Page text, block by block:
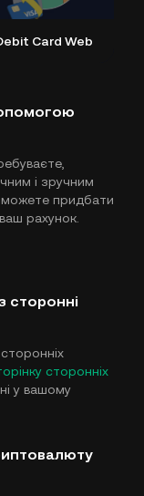
Card Web
і зручним
придбати
рахунок.
сторонні
сторонніх
у вашому